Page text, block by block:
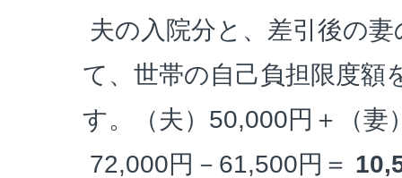
夫の入院分と、差引後の
て、世帯の自己負担限度額
す。（夫）50,000円＋（妻
72,000円－61,500円＝